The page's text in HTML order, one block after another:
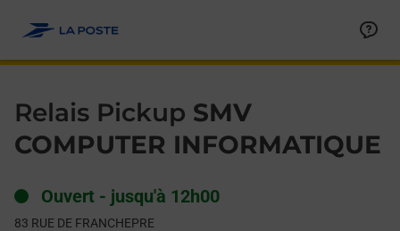
Relais Pickup SMV
COMPUTER INFORMATIQUE
Ouvert - jusqu'à 12h00
83 RUE DE FRANCHEPRE